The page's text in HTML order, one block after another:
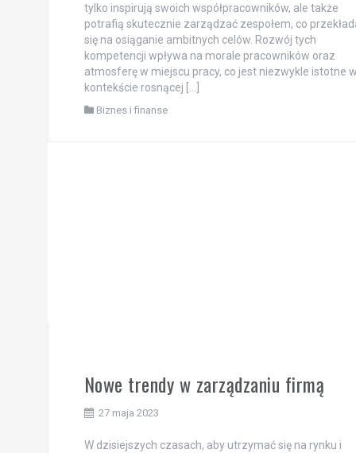
tylko inspirują swoich współpracowników, ale także
potrafią skutecznie zarządzać zespołem, co
się na osiąganie ambitnych celów. Rozwój tych
kompetencji wpływa na morale pracowników oraz
atmosferę w miejscu pracy, co jest niezwykle istotne
kontekście rosnącej […]
Biznes i finanse
Nowe trendy w zarządzaniu firmą
27 maja 2023
W dzisiejszych czasach, aby utrzymać się na rynku i